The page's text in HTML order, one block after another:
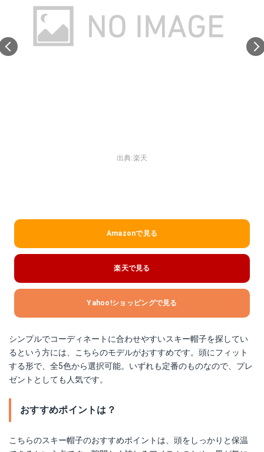
出典:楽天
Amazonで見る
楽天で見る
Yahoo!ショッピングで見る
シンプルでコーディネートに合わせやすいスキー帽子を探してい
るという方には、こちらのモデルがおすすめです。頭にフィット
する形で、全5色から選択可能。いずれも定番のものなので、プレ
ゼントとしても人気です。
おすすめポイントは？
こちらのスキー帽子のおすすめポイントは、頭をしっかりと保温